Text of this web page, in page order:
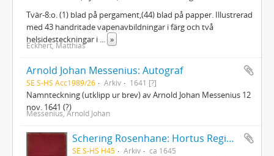
Tvär-8:o. (1) blad på pergament,(44) blad på papper. Illustrerad
med 43 handritade vapenavbildningar i färg och två
helsidesteckningar i
»
Eckhert, Matthias
Arnold Johan Messenius: Autograf
SE S-HS Acc1989/26 Arkiv 1641 [?]
Namnteckning (utklipp ur brev) av Arnold Johan Messenius 12
nov. 1641 (?)
Messenius, Arnold Johan
Schering Rosenhane: Hortus Regius - Drottning Christinas stamträd med emblemata politica
SE S-HS H45 Arkiv ca 1645